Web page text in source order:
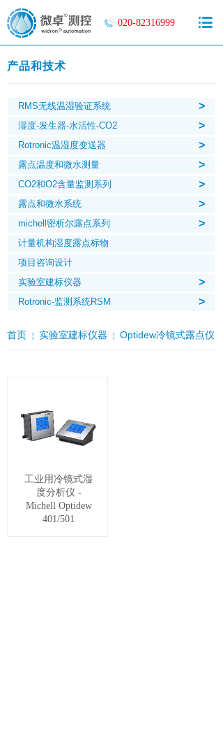
020-82316999
产品和技术
RMS无线温湿验证系统 >
湿度-发生器-水活性-CO2 >
Rotronic温湿度变送器 >
露点温度和微水测量 >
CO2和O2含量监测系列 >
露点和微水系统 >
michell密析尔露点系列 >
计量机构湿度露点标物
项目咨询设计
实验室建标仪器
>
Rotronic-监测系统RSM >
首页 ￤ 实验室建标仪器 ￤ Optidew冷镜式露点仪
工业用冷镜式湿
度分析仪 -
Michell Optidew
401/501